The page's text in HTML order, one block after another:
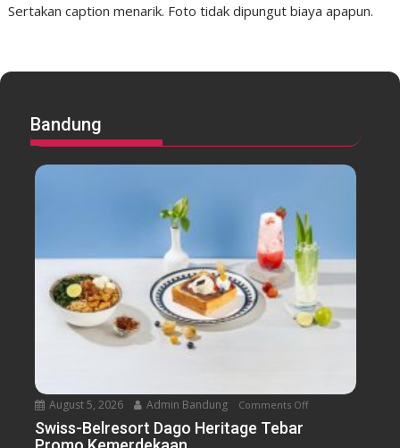
Sertakan caption menarik. Foto tidak dipungut biaya apapun.
Bandung
August 5, 2026 Admin Bandung Comments Offo
Swiss-Belresort Dago Heritage Tebar